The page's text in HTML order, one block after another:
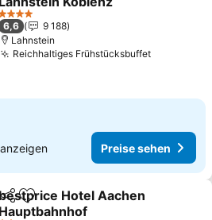
4 Sterne
6,6
9 188
Lahnstein
Reichhaltiges Frühstücksbuffet
anzeigen Preise sehen
TeilenZu Favoriten hinzufügen
bestprice Hotel Aachen
Hauptbahnhof